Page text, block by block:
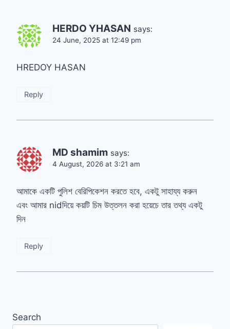
HERDO YHASAN says:
24 June, 2025 at 12:49 pm
HREDOY HASAN
Reply
MD shamim says:
4 August, 2026 at 3:21 am
আমাকে একটি পুলিশ বেরিপিকেশন করতে হবে, একটু সাহায্য করুন
এবং আমার nidদিয়ে কয়টি চিম উত্তলন করা হয়েচে তার তথ্য একটু
দিন
Reply
Search